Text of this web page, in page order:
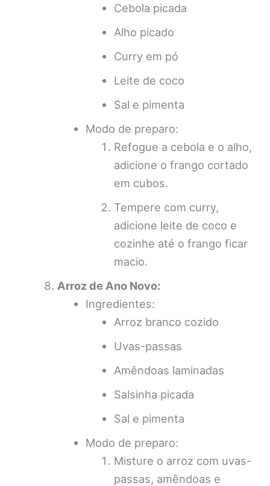
Cebola picada
Alho picado
Curry em pó
Leite de coco
Sal e pimenta
Modo de preparo:
Refogue a cebola e o alho,
adicione o frango cortado
em cubos.
Tempere com curry,
adicione leite de coco e
cozinhe até o frango ficar
macio.
Arroz de Ano Novo:
Ingredientes:
Arroz branco cozido
Uvas-passas
Amêndoas laminadas
Salsinha picada
Sal e pimenta
Modo de preparo:
Misture o arroz com uvas-
passas, amêndoas e